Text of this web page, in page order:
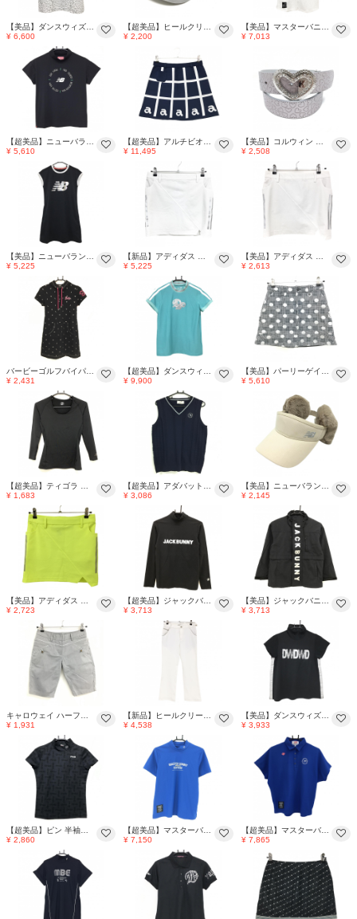
【美品】ダンスウィズドラゴン 半袖ポロシャツ 白×シルバー レディース 2(M) ゴルフウェア Dance With Dragon
¥ 6,600
【超美品】ヒールクリーク サンバイザー シルバー×白 後ろゴム ロゴプリント 40 ゴルフウェア Heal Creek
¥ 2,200
【美品】マスターバニー 半袖ハイネックシャツ 白×シルバー バックロゴ ハーフジップ レディース 1(M) ゴルフウェア MASTER BUNNY EDITION
¥ 7,013
【超美品】ニューバランスゴルフ 半袖ハイネックシャツ 黒×シルバー フロントロゴ ストレッチ レディース 0(S) ゴルフウェア New Balance
¥ 5,610
【超美品】アルチビオ ニットスカート ネイビー×シルバー 格子柄 裾ロゴ レディース 38(M) ゴルフウェア archivio
¥ 11,495
【美品】コルウィン トップ式ベルト シルバー ハート総柄 バックルラインストーン レディース ゴルフウェア Kolwin
¥ 2,508
【美品】ニューバランスゴルフ ノースリーブワンピース 黒×シルバー フロントロゴプリント レディース 1(M) ゴルフウェア New Balance
¥ 5,225
【新品】アディダス スカート 白×シルバー サイド3ライン インナーパンツ付 レディース L ゴルフウェア adidas
¥ 5,225
【美品】アディダス スカート 白×シルバー サイド3ライン AEROREADY レディース ゴルフウェア adidas
¥ 2,613
バービーゴルフバイパーリーゲイツ フード付き半袖ワンピース 黒×シルバー 総柄 リボン レディース 1(M) ゴルフウェア PEARLY GATES
¥ 2,431
【超美品】ダンスウィズドラゴン 半袖ハイネックシャツ レディース 3(L) ゴルフウェア 2025年モデル Dance With Dragon
¥ 9,900
【美品】パーリーゲイツ スカート 黒×白×シルバー 総柄 グレンチェック ドット 裏微起毛 レディース 00(XS) ゴルフウェア PEARLY GATES
¥ 5,610
【超美品】ティゴラ インナーシャツ 黒×シルバー 袖口ロゴ ストレッチ レディース S ゴルフウェア TIGORA
¥ 1,683
【超美品】アダバット ニットベスト ネイビー×シルバー ラインストーンロゴ Vネック レディース 42(XL) ゴルフウェア adabat
¥ 3,086
【美品】ニューバランスゴルフ 耳当て付サンバイザー ベージュ×シルバー ロゴ刺しゅう ボア着脱可 ゴルフウェア New Balance
¥ 2,145
【美品】アディダス スカート 蛍光イエロー×シルバー サイド3ライン レディース S ゴルフウェア adidas
¥ 2,723
【超美品】ジャックバニー 長袖ハイネックシャツ 黒×シルバー ロゴプリント レディース 2(L) ゴルフウェア Jack Bunny
¥ 3,713
【美品】ジャックバニー ナイロンジャケット 黒×シルバー 裏地メッシュ ロゴ ジュニア・キッズ SS ゴルフウェア Jack Bunny
¥ 3,713
キャロウェイ ハーフパンツ グレー×シルバー 織生地 パイピング レディース SS ゴルフウェア Callaway
¥ 1,931
【新品】ヒールクリークプラチナム パンツ 白×シルバー ポケット口ライン ストレッチ レディース 38(S) ゴルフウェア Heal Creek
¥ 4,538
【美品】ダンスウィズドラゴン 半袖ハイネックシャツ 黒×シルバー フロントロゴ レディース 2(M) ゴルフウェア Dance With Dragon
¥ 3,933
【超美品】ピン 半袖ハイネックシャツ 黒×シルバー ロゴ総柄 刺しゅう レディース S ゴルフウェア PING
¥ 2,860
【超美品】マスターバニー 半袖ハイネックシャツ ブルー×シルバー レディース 2(L) ゴルフウェア 2024年モデル MASTER BUNNY EDITION
¥ 7,150
【超美品】マスターバニー 半袖ポロシャツ ブルー×シルバー レディース 2(L) ゴルフウェア 2025年モデル MASTER BUNNY EDITION
¥ 7,865